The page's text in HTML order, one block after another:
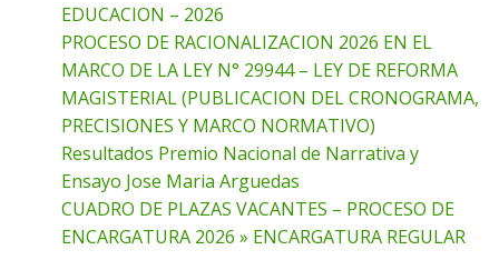
EDUCACION – 2026
PROCESO DE RACIONALIZACION 2026 EN EL
MARCO DE LA LEY N° 29944 – LEY DE REFORMA
MAGISTERIAL (PUBLICACION DEL CRONOGRAMA,
PRECISIONES Y MARCO NORMATIVO)
Resultados Premio Nacional de Narrativa y
Ensayo Jose Maria Arguedas
CUADRO DE PLAZAS VACANTES – PROCESO DE
ENCARGATURA 2026 » ENCARGATURA REGULAR